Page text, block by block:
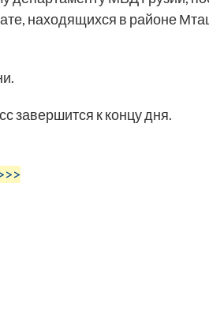
находящихся в районе
завершится к концу дня.